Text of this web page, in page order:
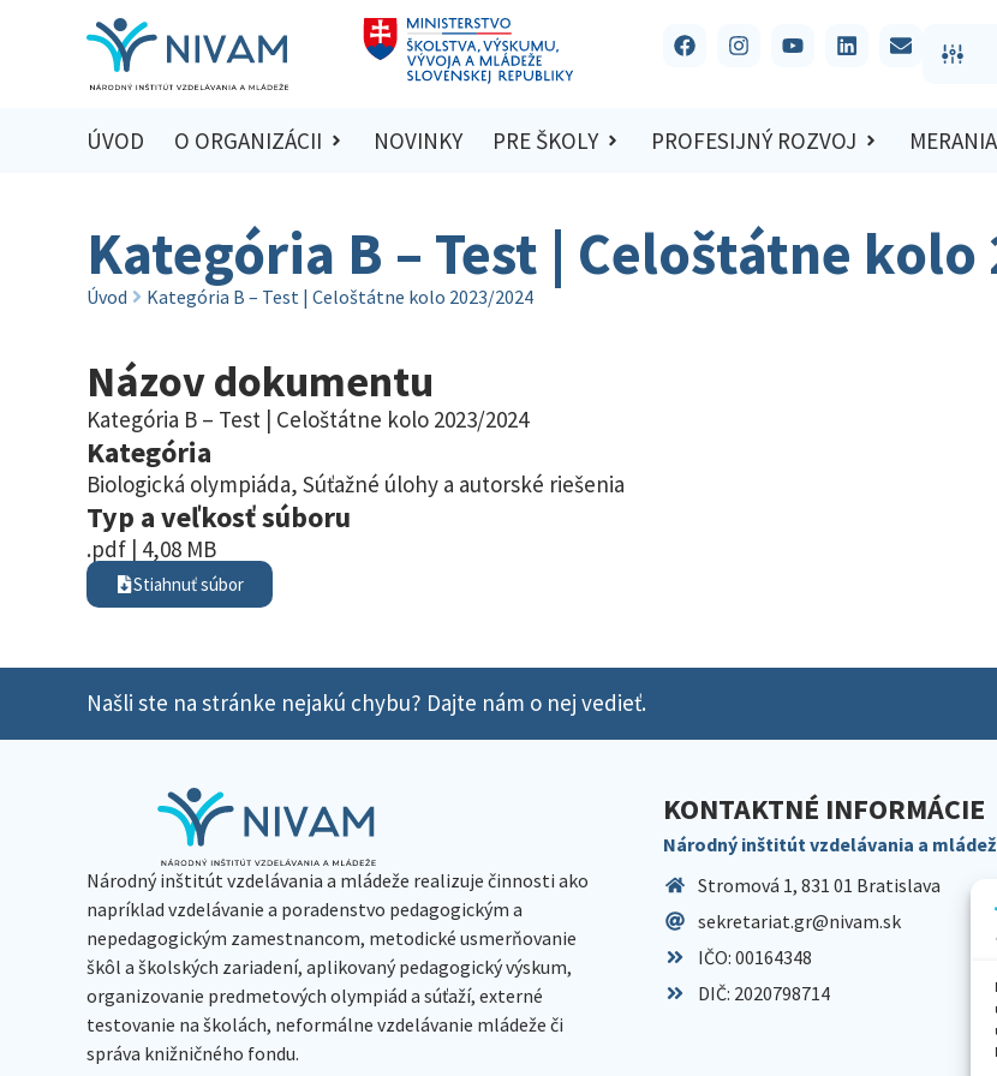
ÚVOD O ORGANIZÁCII NOVINKY PRE ŠKOLY PROFESIJNÝ ROZVOJ MERANIA
Kategória B – Test | Celoštátne kolo
Úvod Kategória B – Test | Celoštátne kolo 2023/2024
Názov dokumentu
Kategória B – Test | Celoštátne kolo 2023/2024
Kategória
Biologická olympiáda, Súťažné úlohy a autorské riešenia
Typ a veľkosť súboru
.pdf | 4,08 MB
Stiahnuť súbor
Našli ste na stránke nejakú chybu? Dajte nám o nej vedieť.
Národný inštitút vzdelávania a mládeže realizuje činnosti ako
napríklad vzdelávanie a poradenstvo pedagogickým a
nepedagogickým zamestnancom, metodické usmerňovanie
škôl a školských zariadení, aplikovaný pedagogický výskum,
organizovanie predmetových olympiád a súťaží, externé
testovanie na školách, neformálne vzdelávanie mládeže či
správa knižničného fondu.
KONTAKTNÉ INFORMÁCIE
Národný inštitút vzdelávania a
Stromová 1, 831 01 Bratislava
sekretariat.gr@nivam.sk
IČO: 00164348
DIČ: 2020798714